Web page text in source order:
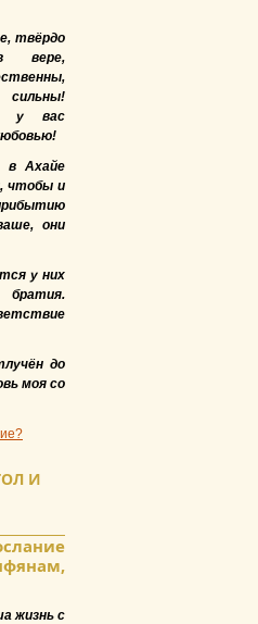
твёрдо
вере,
у вас
в Ахайе
чтобы и
они
у них
братия.
до
моя со
И
жизнь с